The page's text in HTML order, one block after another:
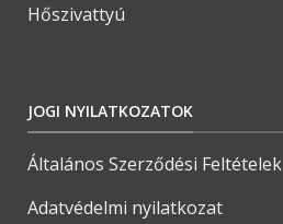
Hőszivattyú
JOGI NYILATKOZATOK
Általános Szerződési Feltételek
Adatvédelmi nyilatkozat